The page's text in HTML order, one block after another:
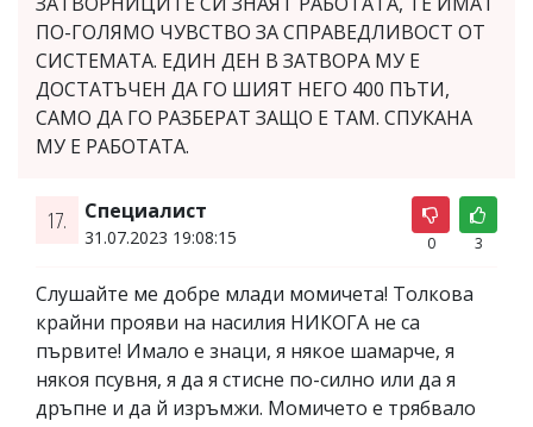
ПО-ГОЛЯМО ЧУВСТВО ЗА СПРАВЕДЛИВОСТ ОТ
СИСТЕМАТА. ЕДИН ДЕН В ЗАТВОРА МУ Е
ДОСТАТЪЧЕН ДА ГО ШИЯТ НЕГО 400 ПЪТИ,
САМО ДА ГО РАЗБЕРАТ ЗАЩО Е ТАМ. СПУКАНА
МУ Е РАБОТАТА.
17. Специалист
31.07.2023 19:08:15 0 3
Слушайте ме добре млади момичета! Толкова
крайни прояви на насилия НИКОГА не са
първите! Имало е знаци, я някое шамарче, я
някоя псувня, я да я стисне по-силно или да я
дръпне и да й изръмжи. Момичето е трябвало